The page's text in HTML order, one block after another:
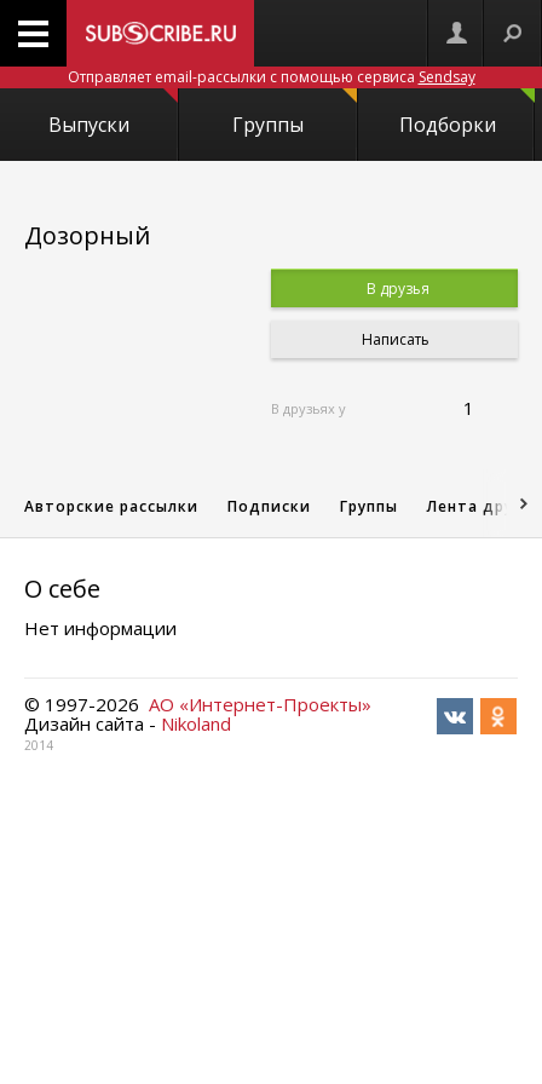
Отправляет email-рассылки с помощью сервиса Sendsay
Выпуски Группы Подборки
Дозорный
В друзья
Написать
В друзьях у 1
Авторские рассылки Подписки Группы Лента друзей
О себе
Нет информации
© 1997-2026 АО «Интернет-Проекты»
Дизайн сайта - Nikoland
2014